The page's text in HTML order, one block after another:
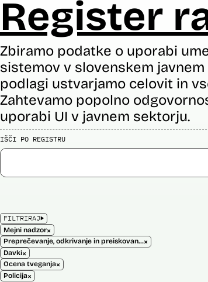
Register
Zbiramo podatke o uporabi
sistemov v slovenskem
podlagi ustvarjamo celovit in
Zahtevamo popolno
uporabi UI v javnem sektorju.
IŠČI PO REGISTRU
FILTRIRAJ
Mejni nadzor×
Preprečevanje, odkrivanje in preiskovanje kaznivih dejanj×
Davki×
Ocena tveganja×
Policija×